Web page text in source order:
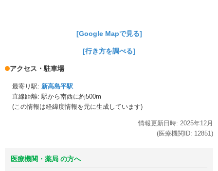
[Google Mapで見る]
[行き方を調べる]
アクセス・駐車場
最寄り駅: 新高島平駅
直線距離: 駅から南西に約500m
(この情報は経緯度情報を元に生成しています)
情報更新日時: 2025年12月
(医療機関ID: 12851 )
医療機関・薬局 の方へ